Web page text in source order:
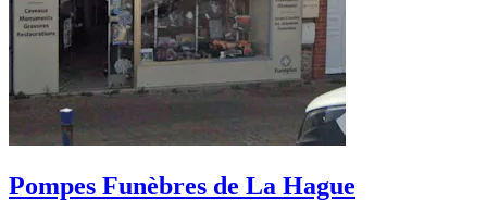
Pompes Funèbres de La Hague